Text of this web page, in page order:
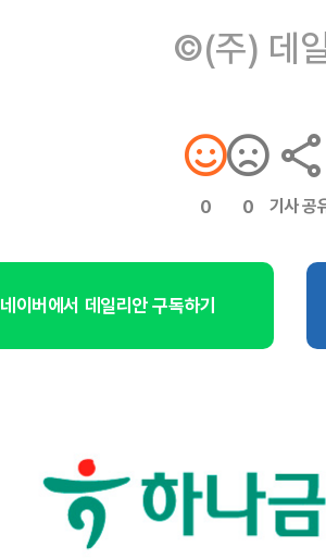
©(주) 데
0 0 기사 공
네이버에서 데일리안 구독하기